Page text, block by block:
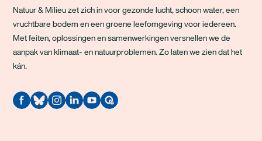
Natuur & Milieu zet zich in voor gezonde lucht, schoon water, een
vruchtbare bodem en een groene leefomgeving voor iedereen.
Met feiten, oplossingen en samenwerkingen versnellen we de
aanpak van klimaat- en natuurproblemen. Zo laten we zien dat het
kán.
Quodari